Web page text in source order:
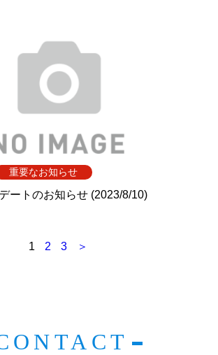
重要なお知らせ
ートのお知らせ (2023/8/10)
1 2 3 ＞